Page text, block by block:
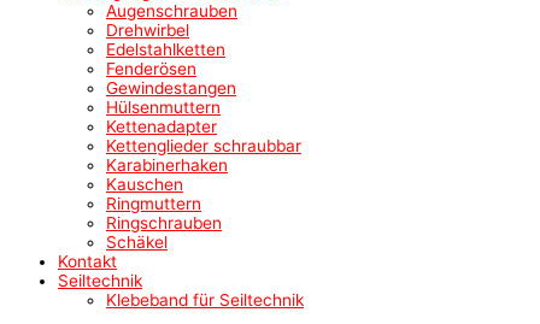
Augenschrauben
Drehwirbel
Edelstahlketten
Fenderösen
Gewindestangen
Hülsenmuttern
Kettenadapter
Kettenglieder schraubbar
Karabinerhaken
Kauschen
Ringmuttern
Ringschrauben
Schäkel
Kontakt
Seiltechnik
Klebeband für Seiltechnik